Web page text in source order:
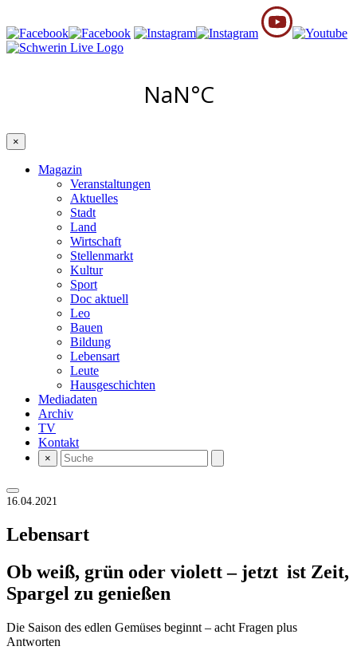
×
Magazin
Veranstaltungen
Aktuelles
Stadt
Land
Wirtschaft
Stellenmarkt
Kultur
Sport
Doc aktuell
Leo
Bauen
Bildung
Lebensart
Leute
Hausgeschichten
Mediadaten
Archiv
TV
Kontakt
×
16.04.2021
Lebensart
Ob weiß, grün oder violett – jetzt ist Zeit,
Spargel zu genießen
Die Saison des edlen Gemüses beginnt – acht Fragen plus
Antworten